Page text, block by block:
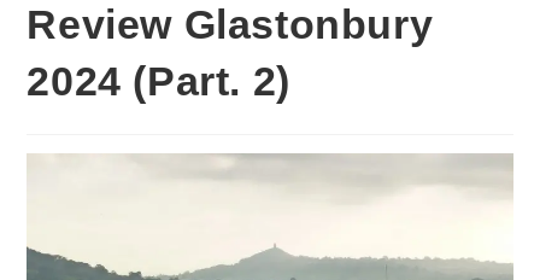
Review Glastonbury
2024 (Part. 2)